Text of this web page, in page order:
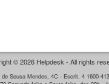
© 2026 Helpdesk - All rights
Sousa Mendes, 4C - Escrit. 4 1600-